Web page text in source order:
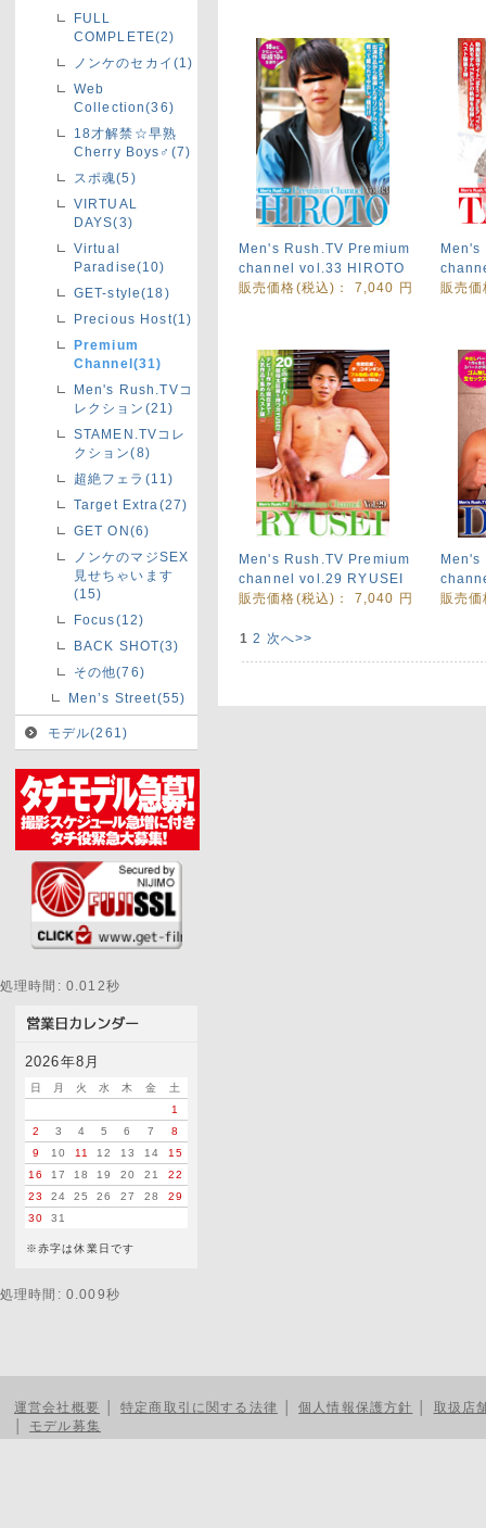
FULL
COMPLETE(2)
ノンケのセカイ(1)
Web
Collection(36)
18才解禁☆早熟
Cherry Boys♂(7)
スポ魂(5)
VIRTUAL
DAYS(3)
Virtual
Paradise(10)
GET-style(18)
Precious Host(1)
Premium
Channel(31)
Men's Rush.TVコ
レクション(21)
STAMEN.TVコレ
クション(8)
超絶フェラ(11)
Target Extra(27)
GET ON(6)
ノンケのマジSEX
見せちゃいます
(15)
Focus(12)
BACK SHOT(3)
その他(76)
Men’s Street(55)
モデル(261)
処理時間: 0.012秒
2026年8月
日 月 火 水 木 金
土
1
2
3 4 5 6 7
8
9
10 11 12 13 14
15
16
17 18 19 20 21
22
23
24 25 26 27 28
29
30
31
※赤字は休業日です
処理時間: 0.009秒
Men's Rush.TV Premium
channel vol.33 HIROTO
販売価格(税込)： 7,040 円
Men's
販売
Men's Rush.TV Premium
channel vol.29 RYUSEI
販売価格(税込)： 7,040 円
Men's
販売
1 2 次へ>>
運営会社概要 特定商取引に関する法律 個人情報保護方針
取扱店
モデル募集